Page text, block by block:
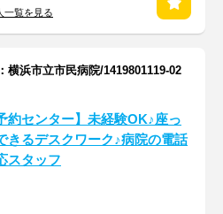
一覧を見る
浜市立市民病院/1419801119-02
約センター】未経験OK♪座っ
きるデスクワーク♪病院の電話
スタッフ